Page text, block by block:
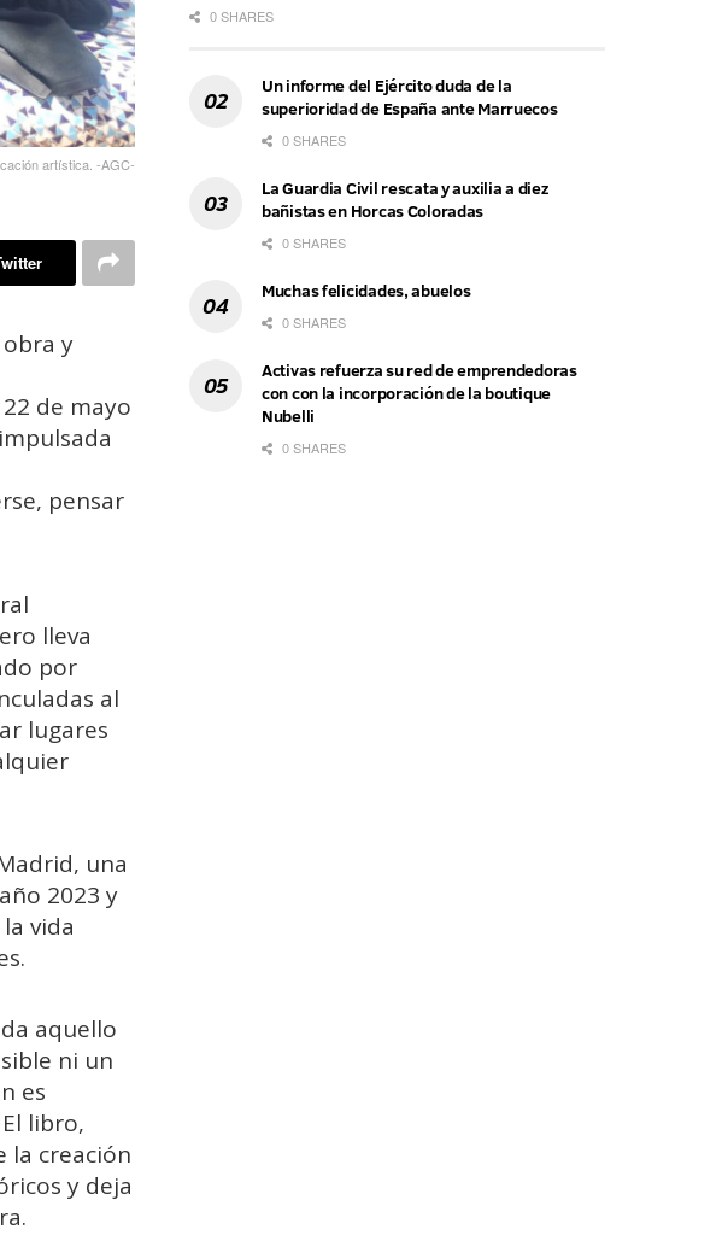
artística. -AGC-
y
de mayo
pensar
lleva
por
al
lugares
una
2023 y
vida
aquello
ni un
es
libro,
la creación
y deja
0 SHARES
Un informe del Ejército duda de la
superioridad de España ante Marruecos
0 SHARES
La Guardia Civil rescata y auxilia a diez
bañistas en Horcas Coloradas
0 SHARES
Muchas felicidades, abuelos
0 SHARES
Activas refuerza su red de emprendedoras
con con la incorporación de la boutique
Nubelli
0 SHARES